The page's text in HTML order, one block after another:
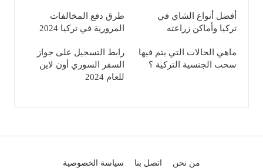
أفضل أنواع الشاي في
تركيا وأماكن زراعته
طرق دفع المخالفات
المرورية في تركيا 2024
ماهي الحالات التي يتم فيها
سحب الجنسية التركية ؟
رابط التسجيل على جواز
السفر السوري أون لاين
للعام 2024
من نحن اتصل بنا سياسة الخصوصية